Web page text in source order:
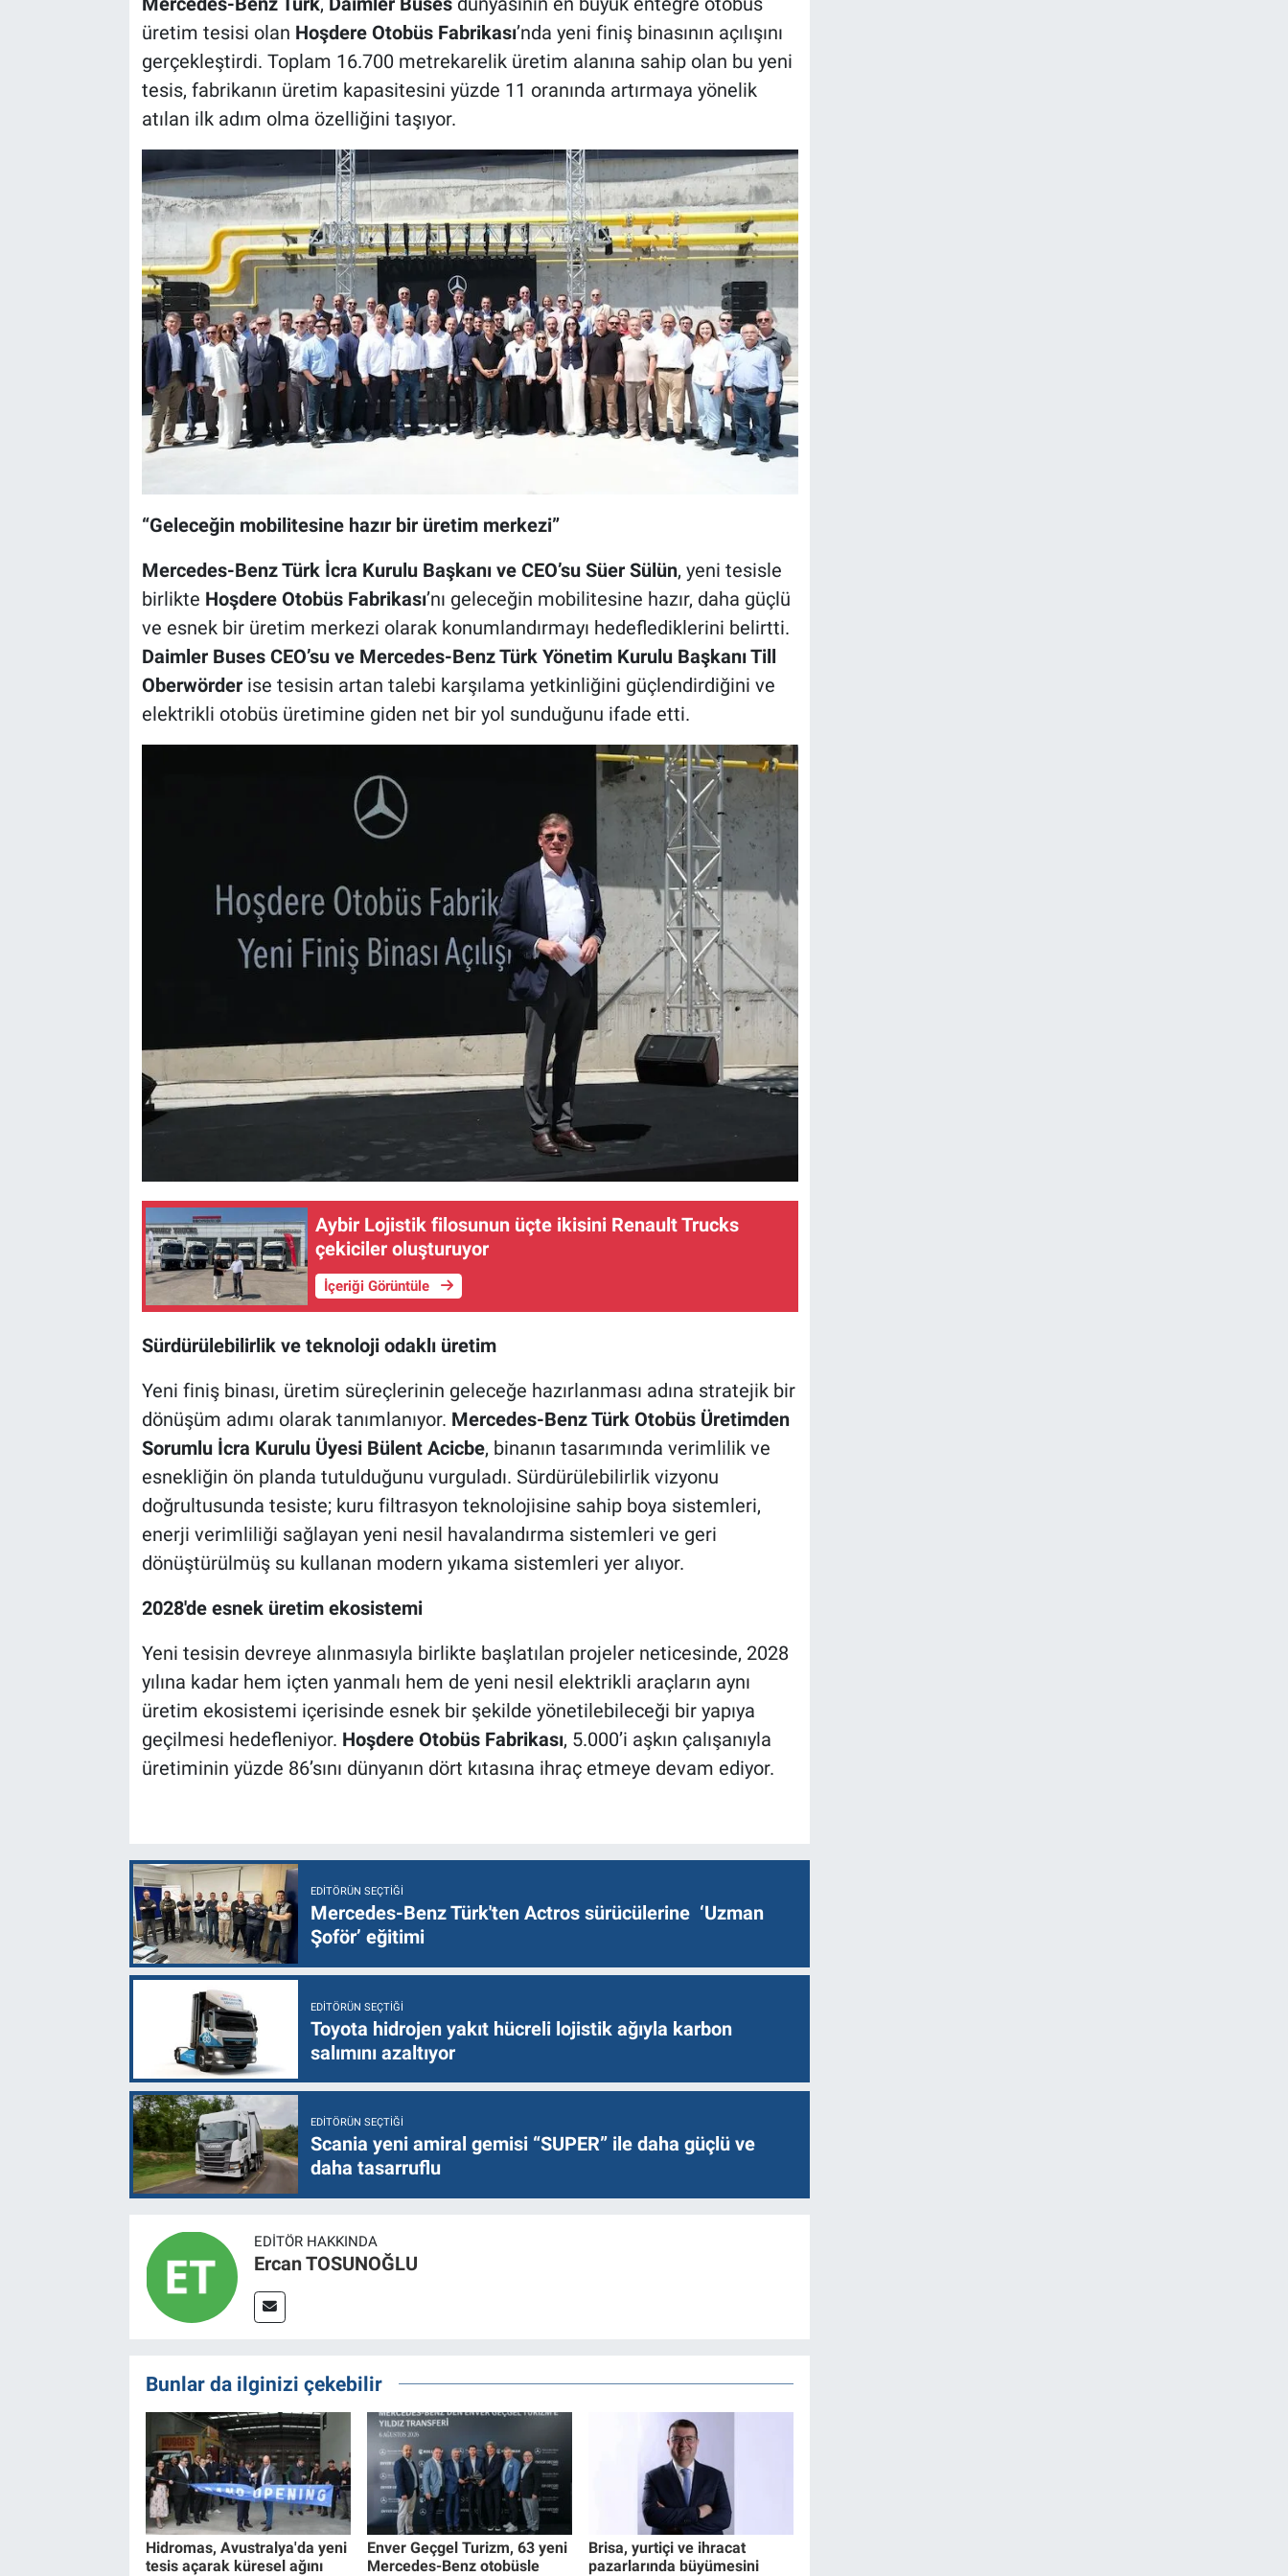
üretim tesisi olan Hoşdere Otobüs Fabrikası’nda yeni finiş binasının açılışını
gerçekleştirdi. Toplam 16.700 metrekarelik üretim alanına sahip olan bu yeni
tesis, fabrikanın üretim kapasitesini yüzde 11 oranında artırmaya yönelik
atılan ilk adım olma özelliğini taşıyor.
“Geleceğin mobilitesine hazır bir üretim merkezi”
Mercedes-Benz Türk İcra Kurulu Başkanı ve CEO’su Süer Sülün, yeni tesisle
birlikte Hoşdere Otobüs Fabrikası’nı geleceğin mobilitesine hazır, daha güçlü
ve esnek bir üretim merkezi olarak konumlandırmayı hedeflediklerini belirtti.
Daimler Buses CEO’su ve Mercedes-Benz Türk Yönetim Kurulu Başkanı Till
Oberwörderise tesisin artan talebi karşılama yetkinliğini güçlendirdiğini ve
elektrikli otobüs üretimine giden net bir yol sunduğunu ifade etti.
Aybir Lojistik filosunun üçte ikisini Renault Trucks
çekiciler oluşturuyor
İçeriği Görüntüle
Sürdürülebilirlik ve teknoloji odaklı üretim
Yeni finiş binası, üretim süreçlerinin geleceğe hazırlanması adına stratejik bir
dönüşüm adımı olarak tanımlanıyor. Mercedes-Benz Türk Otobüs Üretimden
Sorumlu İcra Kurulu Üyesi Bülent Acicbe, binanın tasarımında verimlilik ve
esnekliğin ön planda tutulduğunu vurguladı. Sürdürülebilirlik vizyonu
doğrultusunda tesiste; kuru filtrasyon teknolojisine sahip boya sistemleri,
enerji verimliliği sağlayan yeni nesil havalandırma sistemleri ve geri
dönüştürülmüş su kullanan modern yıkama sistemleri yer alıyor.
2028'de esnek üretim ekosistemi
Yeni tesisin devreye alınmasıyla birlikte başlatılan projeler neticesinde, 2028
yılına kadar hem içten yanmalı hem de yeni nesil elektrikli araçların aynı
üretim ekosistemi içerisinde esnek bir şekilde yönetilebileceği bir yapıya
geçilmesi hedefleniyor. Hoşdere Otobüs Fabrikası, 5.000’i aşkın çalışanıyla
üretiminin yüzde 86’sını dünyanın dört kıtasına ihraç etmeye devam ediyor.
EDITÖRÜN SEÇTIĞI
Mercedes-Benz Türk'ten Actros sürücülerine ‘Uzman
Şoför’ eğitimi
EDITÖRÜN SEÇTIĞI
Toyota hidrojen yakıt hücreli lojistik ağıyla karbon
salımını azaltıyor
EDITÖRÜN SEÇTIĞI
Scania yeni amiral gemisi “SUPER” ile daha güçlü ve
daha tasarruflu
EDITÖR HAKKINDA
Ercan TOSUNOĞLU
Bunlar da ilginizi çekebilir
Hidromas, Avustralya'da yeni
tesis açarak küresel ağını
Enver Geçgel Turizm, 63 yeni
Mercedes-Benz otobüsle
Brisa, yurtiçi ve ihracat
pazarlarında büyümesini